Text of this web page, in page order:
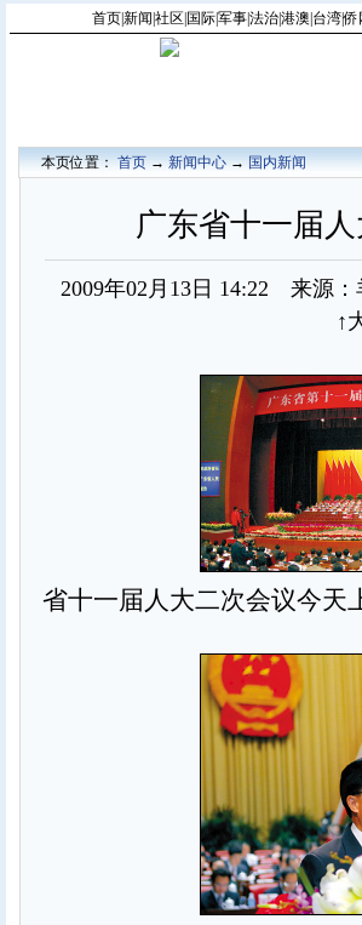
首页|新闻 社区 国际|军事|法治|港澳 台湾|侨
本页位置：首页→新闻中心→国内新闻
广东省十一届
2009年02月13日 14:22 来源
↑
省十一届人大二次会议今天